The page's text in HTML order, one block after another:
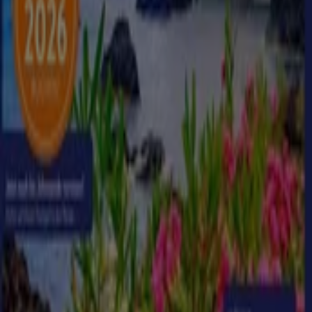
Aldi Nord Reisen
Große Auswahl an Angeboten
Läuft am 31.8. ab Berlin
Aldi Süd Reisen
Sonderangebote für Sie
Läuft am 31.8. ab Berlin
Reisen und Freizeit Kataloge in
Berlin